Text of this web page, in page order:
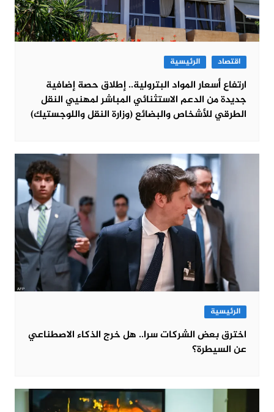
اقتصاد الرئيسية
ارتفاع أسعار المواد البترولية.. إطلاق حصة إضافية
جديدة من الدعم الاستثنائي المباشر لمهنيي النقل
الطرقي للأشخاص والبضائع (وزارة النقل واللوجستيك)
الرئيسية
اخترق بعض الشركات سرا.. هل خرج الذكاء الاصطناعي
عن السيطرة؟